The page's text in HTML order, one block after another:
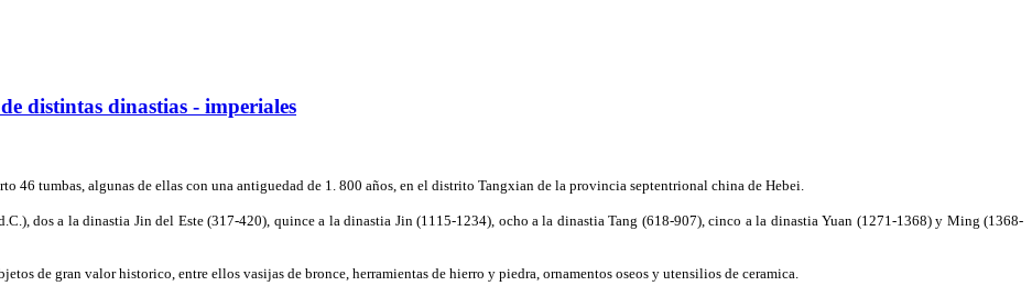
distintas dinastias - imperiales
46 tumbas, algunas de ellas con una antiguedad de 1. 800 años, en el distrito Tangxian de la provincia septentrional china de Hebei.
dos a la dinasti­a Jin del Este (317-420), quince a la dinasti­a Jin (1115-1234), ocho a la dinasti­a Tang (618-907), cinco a la dinasti­a Yuan (1271-1368) y Ming (1368-
de gran valor historico, entre ellos vasijas de bronce, herramientas de hierro y piedra, ornamentos oseos y utensilios de ceramica.